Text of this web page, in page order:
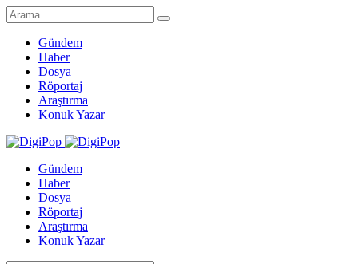
Gündem
Haber
Dosya
Röportaj
Araştırma
Konuk Yazar
Gündem
Haber
Dosya
Röportaj
Araştırma
Konuk Yazar